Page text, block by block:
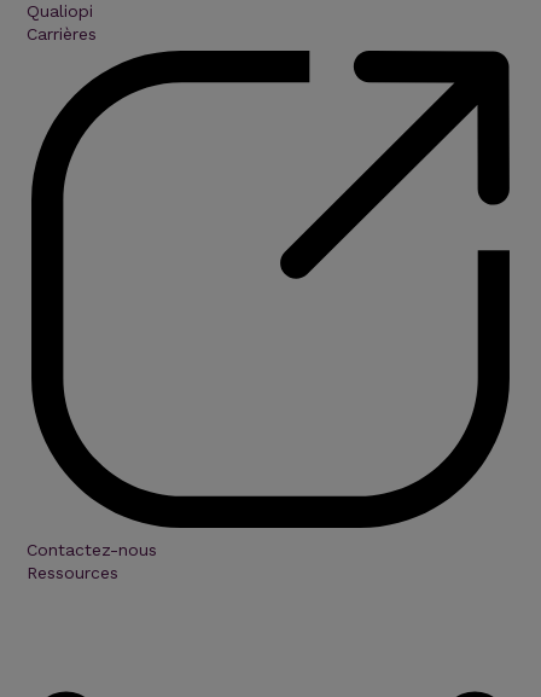
Qualiopi
Carrières
Contactez-nous
Ressources